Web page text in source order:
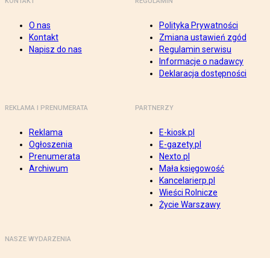
O nas
Kontakt
Napisz do nas
Polityka Prywatności
Zmiana ustawień zgód
Regulamin serwisu
Informacje o nadawcy
Deklaracja dostępności
REKLAMA I PRENUMERATA
Reklama
Ogłoszenia
Prenumerata
Archiwum
PARTNERZY
E-kiosk.pl
E-gazety.pl
Nexto.pl
Mała księgowość
Kancelarierp.pl
Wieści Rolnicze
Życie Warszawy
NASZE WYDARZENIA